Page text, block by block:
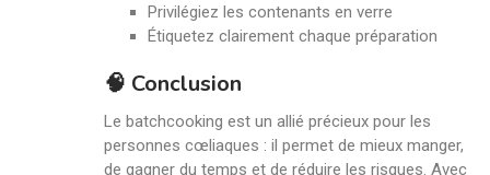
Privilégiez les contenants en verre
Étiquetez clairement chaque préparation
🧠 Conclusion
Le batchcooking est un allié précieux pour les
personnes cœliaques : il permet de mieux manger,
de gagner du temps et de réduire les risques. Avec